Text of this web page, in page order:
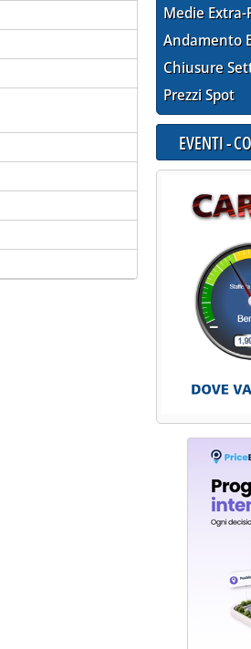
Medie Extra-
Andamento
Chiusure
Prezzi Spot
EVENTI -